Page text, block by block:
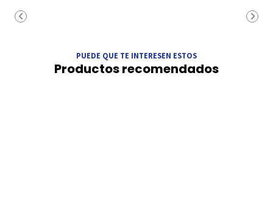
PUEDE QUE TE INTERESEN ESTOS
Productos recomendados